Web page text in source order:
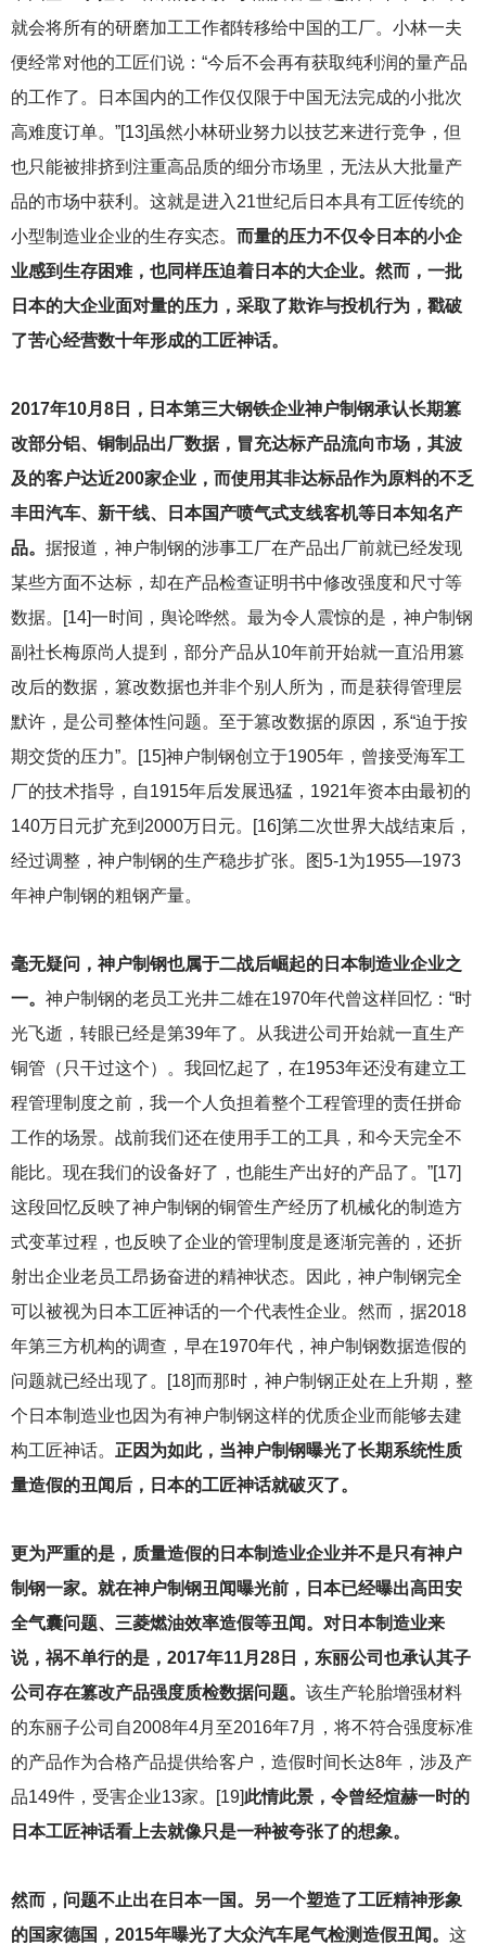
就会将所有的研磨加工工作都转移给中国的工厂。小林一夫
便经常对他的工匠们说：“今后不会再有获取纯利润的量产品
的工作了。日本国内的工作仅仅限于中国无法完成的小批次
高难度订单。”[13]虽然小林研业努力以技艺来进行竞争，但
也只能被排挤到注重高品质的细分市场里，无法从大批量产
品的市场中获利。这就是进入21世纪后日本具有工匠传统的
小型制造业企业的生存实态。 而量的压力不仅令日本的小企
业感到生存困难，也同样压迫着日本的大企业。然而，一批
日本的大企业面对量的压力，采取了欺诈与投机行为，戳破
了苦心经营数十年形成的工匠神话。
2017年10月8日，日本第三大钢铁企业神户制钢承认长期篡
改部分铝、铜制品出厂数据，冒充达标产品流向市场，其波
及的客户达近200家企业，而使用其非达标品作为原料的不乏
丰田汽车、新干线、日本国产喷气式支线客机等日本知名产
品。 据报道，神户制钢的涉事工厂在产品出厂前就已经发现
某些方面不达标，却在产品检查证明书中修改强度和尺寸等
数据。[14]一时间，舆论哗然。最为令人震惊的是，神户制钢
副社长梅原尚人提到，部分产品从10年前开始就一直沿用篡
改后的数据，篡改数据也并非个别人所为，而是获得管理层
默许，是公司整体性问题。至于篡改数据的原因，系“迫于按
期交货的压力”。[15]神户制钢创立于1905年，曾接受海军工
厂的技术指导，自1915年后发展迅猛，1921年资本由最初的
140万日元扩充到2000万日元。[16]第二次世界大战结束后，
经过调整，神户制钢的生产稳步扩张。图5-1为1955—1973
年神户制钢的粗钢产量。
毫无疑问，神户制钢也属于二战后崛起的日本制造业企业之
一。 神户制钢的老员工光井二雄在1970年代曾这样回忆：“时
光飞逝，转眼已经是第39年了。从我进公司开始就一直生产
铜管（只干过这个）。我回忆起了，在1953年还没有建立工
程管理制度之前，我一个人负担着整个工程管理的责任拼命
工作的场景。战前我们还在使用手工的工具，和今天完全不
能比。现在我们的设备好了，也能生产出好的产品了。”[17]
这段回忆反映了神户制钢的铜管生产经历了机械化的制造方
式变革过程，也反映了企业的管理制度是逐渐完善的，还折
射出企业老员工昂扬奋进的精神状态。因此，神户制钢完全
可以被视为日本工匠神话的一个代表性企业。然而，据2018
年第三方机构的调查，早在1970年代，神户制钢数据造假的
问题就已经出现了。[18]而那时，神户制钢正处在上升期，整
个日本制造业也因为有神户制钢这样的优质企业而能够去建
构工匠神话。 正因为如此，当神户制钢曝光了长期系统性质
量造假的丑闻后，日本的工匠神话就破灭了。
更为严重的是，质量造假的日本制造业企业并不是只有神户
制钢一家。就在神户制钢丑闻曝光前，日本已经曝出高田安
全气囊问题、三菱燃油效率造假等丑闻。对日本制造业来
说，祸不单行的是，2017年11月28日，东丽公司也承认其子
公司存在篡改产品强度质检数据问题。 该生产轮胎增强材料
的东丽子公司自2008年4月至2016年7月，将不符合强度标准
的产品作为合格产品提供给客户，造假时间长达8年，涉及产
品149件，受害企业13家。[19]此情此景，令曾经煊赫一时的
日本工匠神话看上去就像只是一种被夸张了的想象。
然而，问题不止出在日本一国。另一个塑造了工匠精神形象
的国家德国，2015年曝光了大众汽车尾气检测造假丑闻。 这